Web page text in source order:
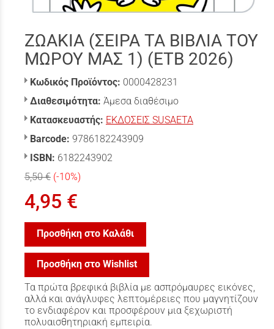
ΖΩΑΚΙΑ (ΣΕΙΡΑ ΤΑ ΒΙΒΛΙΑ ΤΟΥ
ΜΩΡΟΥ ΜΑΣ 1) (ΕΤΒ 2026)
Κωδικός Προϊόντος: 0000428231
Διαθεσιμότητα: Άμεσα διαθέσιμο
Κατασκευαστής: ΕΚΔΟΣΕΙΣ SUSAETA
Barcode: 9786182243909
ISBN: 6182243902
5,50 € (-10%)
4,95 €
Προσθήκη στο Καλάθι
Προσθήκη στο Wishlist
Τα πρώτα βρεφικά βιβλία με ασπρόμαυρες εικόνες,
αλλά και ανάγλυφες λεπτομέρειες που μαγνητίζουν
το ενδιαφέρον και προσφέρουν μια ξεχωριστή
πολυαισθητηριακή εμπειρία.